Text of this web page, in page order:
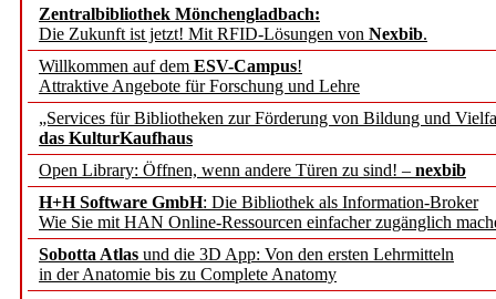
Zentralbibliothek Mönchengladbach:
Die Zukunft ist jetzt! Mit RFID-Lösungen von Nexbib.
Willkommen auf dem ESV-Campus!
Attraktive Angebote für Forschung und Lehre
„Services für Bibliotheken zur Förderung von Bildung und
das KulturKaufhaus
Open Library: Öffnen, wenn andere Türen zu sind! – nexbib
H+H Software GmbH: Die Bibliothek als Information-Broker
Wie Sie mit HAN Online-Ressourcen einfacher zugänglich
Sobotta Atlas und die 3D App: Von den ersten Lehrmitteln
in der Anatomie bis zu Complete Anatomy
konstruktiv!
Mohr Siebeck
und die Zeitschrift für
Francke Attempto